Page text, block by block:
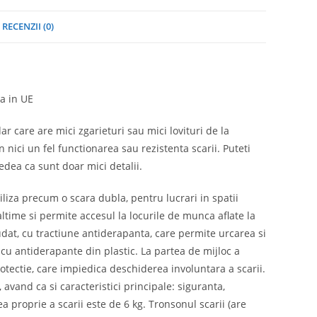
RECENZII (0)
in UE
care are mici zgarieturi sau mici lovituri de la
nici un fel functionarea sau rezistenta scarii. Puteti
ca sunt doar mici detalii.
precum o scara dubla, pentru lucrari in spatii
si permite accesul la locurile de munca aflate la
cu tractiune antiderapanta, care permite urcarea si
antiderapante din plastic. La partea de mijloc a
care impiedica deschiderea involuntara a scarii.
ca si caracteristici principale: siguranta,
proprie a scarii este de 6 kg. Tronsonul scarii (are